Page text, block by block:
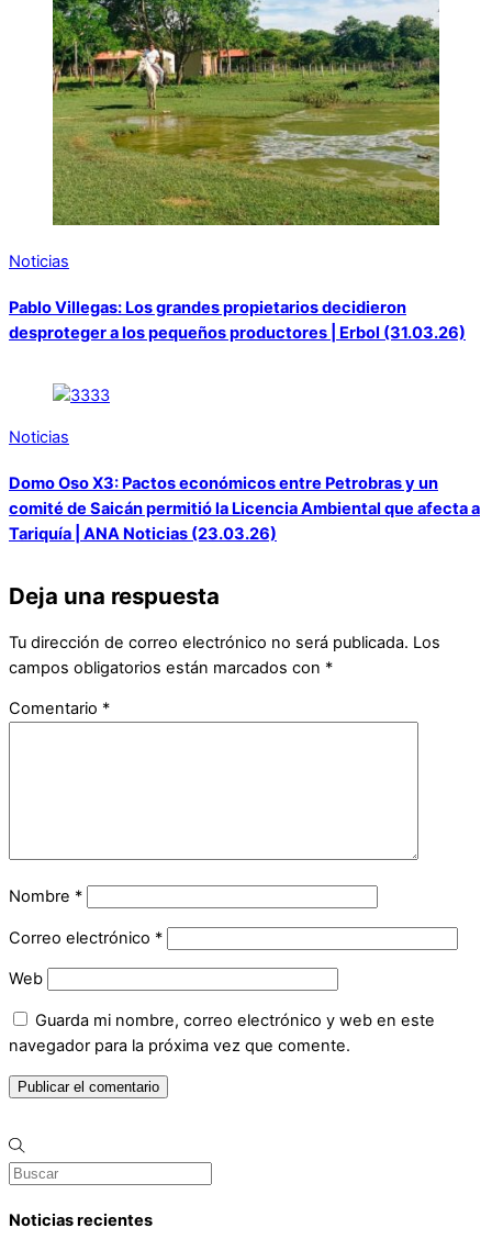
Noticias
Pablo Villegas: Los grandes propietarios decidieron
desproteger a los pequeños productores | Erbol (31.03.26)
Noticias
Domo Oso X3: Pactos económicos entre Petrobras y un
comité de Saicán permitió la Licencia Ambiental que afecta a
Tariquía | ANA Noticias (23.03.26)
Deja una respuesta
Tu dirección de correo electrónico no será publicada. Los
campos obligatorios están marcados con *
Comentario *
Nombre *
Correo electrónico *
Web
Guarda mi nombre, correo electrónico y web en este
navegador para la próxima vez que comente.
Noticias recientes